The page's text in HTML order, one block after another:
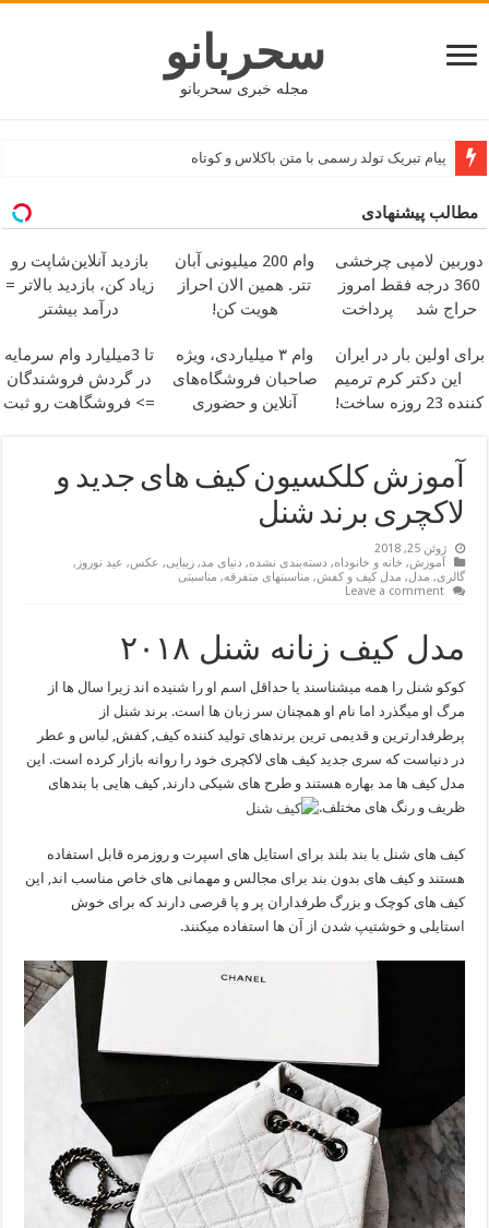
سحربانو
مجله خبری سحربانو
پیام تبریک تولد رسمی با متن باکلاس و کوتاه
مطالب پیشنهادی
دوربین لامپی چرخشی
360 درجه فقط امروز
حراج شد
پرداخت
وام 200 میلیونی آبان
تتر. همین الان احراز
هویت کن!
بازدید آنلاین‌شاپت رو
زیاد کن، بازدید بالاتر =
درآمد بیشتر
برای اولین بار در ایران
این دکتر کرم ترمیم
کننده 23 روزه ساخت!
وام ۳ میلیاردی، ویژه
صاحبان فروشگاه‌های
آنلاین و حضوری
تا 3میلیارد وام سرمایه
در گردش فروشندگان
=> فروشگاهت رو ثبت
آموزش کلکسیون کیف های جدید و
لاکچری برند شنل
ژوئن 25, 2018
آموزش, خانه و خانوداه, دسته‌بندی نشده, دنیای مد,زیبایی, عکس, عید نوروز ,
گالری, مدل, مدل کیف و کفش, مناسبتهای متفرقه, مناسبتی
Leave a comment
مدل کیف زنانه شنل ۲۰۱۸
کوکو شنل را همه میشناسند یا حداقل اسم او را شنیده اند زیرا سال ها از
مرگ او میگذرد اما نام او همچنان سر زبان ها است. برند شنل از
پرطرفدارترین و قدیمی ترین برندهای تولید کننده کیف, کفش, لباس و عطر
در دنیاست که سری جدید کیف های لاکچری خود را روانه بازار کرده است. این
مدل کیف ها مد بهاره هستند و طرح های شیکی دارند, کیف هایی با بندهای
ظریف و رنگ های مختلف.
کیف های شنل با بند بلند برای استایل های اسپرت و روزمره قابل استفاده
هستند و کیف های بدون بند برای مجالس و مهمانی های خاص مناسب اند, این
کیف های کوچک و بزرگ طرفداران پر و پا قرصی دارند که برای خوش
استایلی و خوشتیپ شدن از آن ها استفاده میکنند.